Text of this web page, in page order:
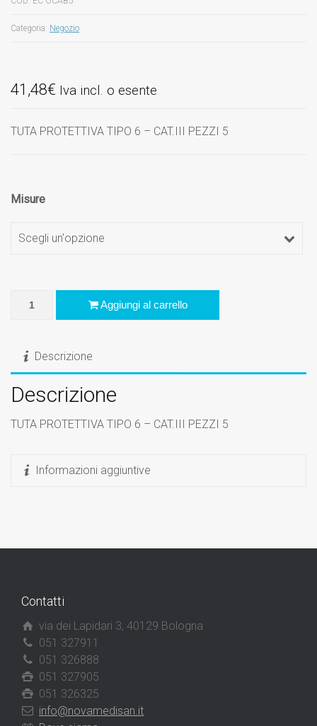
Categoria: Negozio
41,48€ Iva incl. o esente
TUTA PROTETTIVA TIPO 6 – CAT.III PEZZI 5
Misure
Scegli un'opzione
TUTA PROTETTIVA TIPO 6 - CAT.III MISURA L PEZZI 5
Aggiungi al carrello
Descrizione
Descrizione
TUTA PROTETTIVA TIPO 6 – CAT.III PEZZI 5
Informazioni aggiuntive
Contatti
via dei Lapidari 3, 40129 Bologna
051 327911
051 326888
051 327905
051 326325
info@novamedisan.it